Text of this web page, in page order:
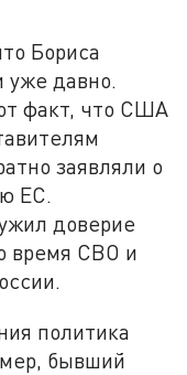
Бориса
уже давно.
факт, что США
заявляли о
ЕС.
доверие
время СВО и
политика
бывший